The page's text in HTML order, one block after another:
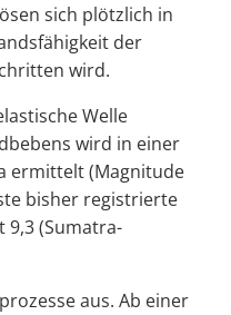
sich plötzlich in
der
wird.
Welle
wird in einer
ermittelt (Magnitude
bisher registrierte
9,3 (Sumatra-
aus. Ab einer